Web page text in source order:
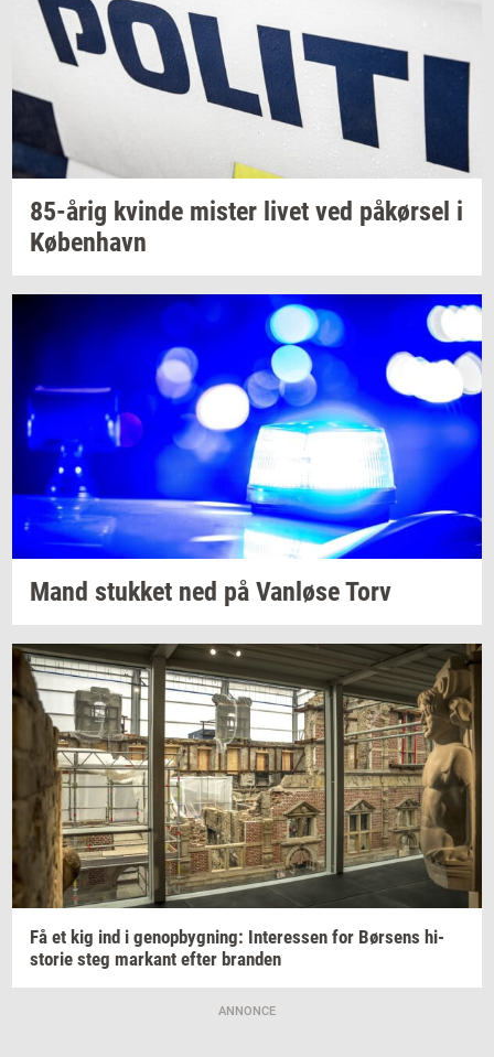
85-årig kvin­de mi­ster livet ved på­kør­sel i
Kø­ben­havn
Mand stuk­ket ned på Van­lø­seTorv
Få et kig ind i genop­byg­ning: In­ter­es­sen for Bør­sens hi­
sto­rie steg mar­kant efter bran­den
ANNONCE